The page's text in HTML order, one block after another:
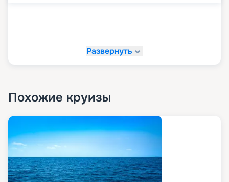
На сайте «Круиз.онлайн» рекомендуем купить
свой круиз мечты. У нас вы можете в
маршруты, схемы и планы палуб, описание,
расписание, характеристики и фото лайнера, а
также узнать цену круизов и прочитать отзывы
про них. Также на нашем сайте в пару кликов вы
можете оформить путевку в любое путешествие
в 2026 - 2027 гг. Рады напомнить, что благодаря
возможностям раннего бронирования вы
можете сделать ваше путешествие еще и
выгодным.
Развернуть
Похожие круизы